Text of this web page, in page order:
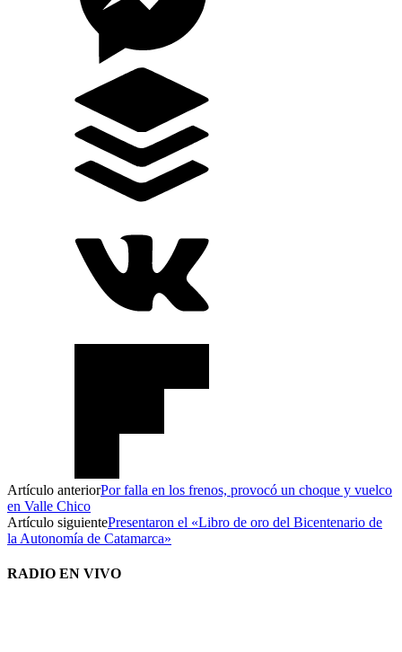
Artículo anteriorPor falla en los frenos, provocó un choque y vuelco
en Valle Chico
Artículo siguientePresentaron el «Libro de oro del Bicentenario de
la Autonomía de Catamarca»
RADIO EN VIVO